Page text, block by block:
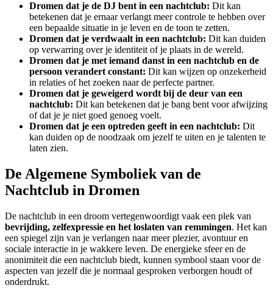
Dromen dat je de DJ bent in een nachtclub: Dit kan
betekenen dat je ernaar verlangt meer controle te hebben over
een bepaalde situatie in je leven en de toon te zetten.
Dromen dat je verdwaalt in een nachtclub: Dit kan duiden
op verwarring over je identiteit of je plaats in de wereld.
Dromen dat je met iemand danst in een nachtclub en de
persoon verandert constant: Dit kan wijzen op onzekerheid
in relaties of het zoeken naar de perfecte partner.
Dromen dat je geweigerd wordt bij de deur van een
nachtclub: Dit kan betekenen dat je bang bent voor afwijzing
of dat je je niet goed genoeg voelt.
Dromen dat je een optreden geeft in een nachtclub: Dit
kan duiden op de noodzaak om jezelf te uiten en je talenten te
laten zien.
De Algemene Symboliek van de
Nachtclub in Dromen
De nachtclub in een droom vertegenwoordigt vaak een plek van
bevrijding, zelfexpressie en het loslaten van remmingen. Het kan
een spiegel zijn van je verlangen naar meer plezier, avontuur en
sociale interactie in je wakkere leven. De energieke sfeer en de
anonimiteit die een nachtclub biedt, kunnen symbool staan voor de
aspecten van jezelf die je normaal gesproken verborgen houdt of
onderdrukt.